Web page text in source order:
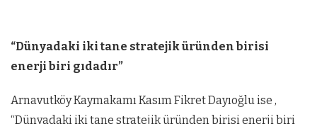
“Dünyadaki iki tane stratejik üründen birisi
enerji biri gıdadır”
Arnavutköy Kaymakamı Kasım Fikret Dayıoğlu ise ,
“Dünyadaki iki tane stratejik üründen birisi enerji biri